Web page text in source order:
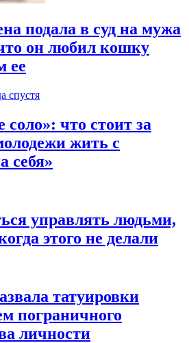
подала в суд на мужа
он любил кошку
ее
спустя
соло»: что стоит за
жить с
себя»
управлять людьми,
этого не делали
татуировки
пограничного
личности